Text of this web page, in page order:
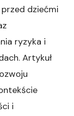
dziećmi
ryzyka i
Artykuł
i